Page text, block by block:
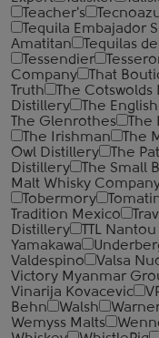
Teacher's
Tequila Embajador
Amatitan
Tequilas
Tessendier
Company
That
Truth
The
Distillery
The
The Glenrothes
The Irishman
The
Owl Distillery
The
Distillery
The Small
Malt Whisky
Tobermory
Tradition Mexico
Distillery
TTL
Yamakawa
Valdespino
Valsa
Victory Myanmar
Vinarija Kovacevic
Behn
Walsh
Wemyss Malts